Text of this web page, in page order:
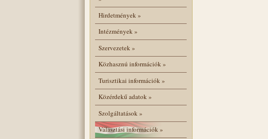
Hirdetmények»
Intézmények»
Szervezetek»
Közhasznú információk»
Turisztikai információk»
Közérdekű adatok»
Szolgáltatások»
Választási információk»